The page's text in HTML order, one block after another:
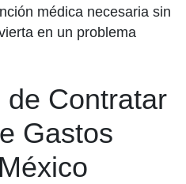
médica necesaria sin
en un problema
de Contratar
Gastos